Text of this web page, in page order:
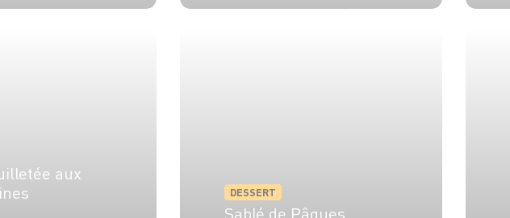
aux
DESSERT
Sablé de Pâques